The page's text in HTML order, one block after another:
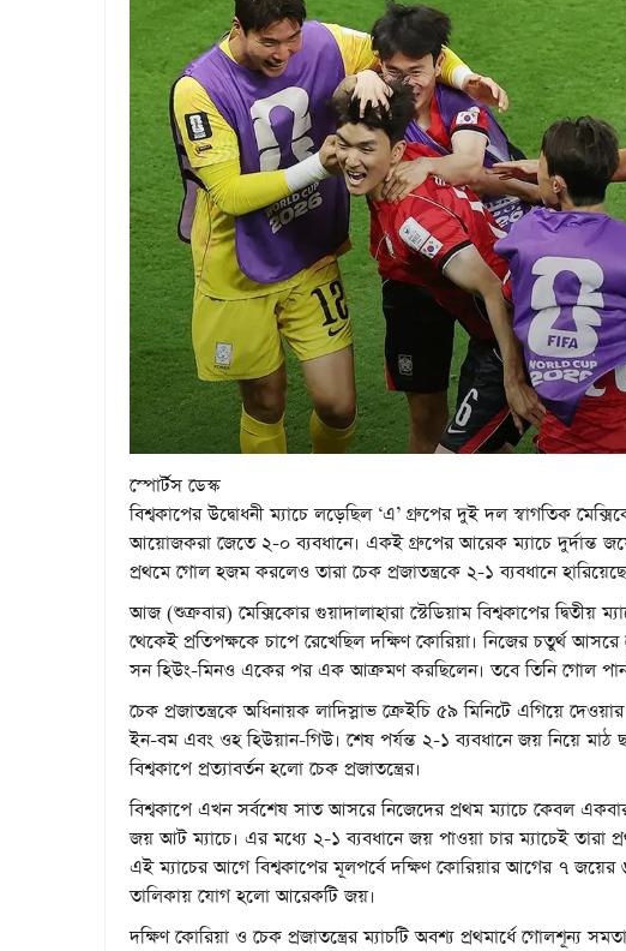
স্পোর্টস ডেস্ক
বিশ্বকাপের উদ্বোধনী ম্যাচে লড়েছিল ‘এ’ গ্রুপের দুই দল স্বাগতিক
আয়োজকরা জেতে ২-০ ব্যবধানে। একই গ্রুপের আরেক ম্যাচে দুর্দান্ত
প্রথমে গোল হজম করলেও তারা চেক প্রজাতন্ত্রকে ২-১ ব্যবধানে
আজ (শুক্রবার) মেক্সিকোর গুয়াদালাহারা স্টেডিয়াম বিশ্বকাপের দ্বিতীয়
থেকেই প্রতিপক্ষকে চাপে রেখেছিল দক্ষিণ কোরিয়া। নিজের চতুর্থ
সন হিউং-মিনও একের পর এক আক্রমণ করছিলেন। তবে তিনি গোল
চেক প্রজাতন্ত্রকে অধিনায়ক লাদিস্লাভ ক্রেইচি ৫৯ মিনিটে এগিয়ে
ইন-বম এবং ওহ হিউয়ান-গিউ। শেষ পর্যন্ত ২-১ ব্যবধানে জয় নিয়ে মাঠ
বিশ্বকাপে প্রত্যাবর্তন হলো চেক প্রজাতন্ত্রের।
বিশ্বকাপে এখন সর্বশেষ সাত আসরে নিজেদের প্রথম ম্যাচে কেবল
জয় আট ম্যাচে। এর মধ্যে ২-১ ব্যবধানে জয় পাওয়া চার ম্যাচেই তারা
এই ম্যাচের আগে বিশ্বকাপের মূলপর্বে দক্ষিণ কোরিয়ার আগের ৭
তালিকায় যোগ হলো আরেকটি জয়।
দক্ষিণ কোরিয়া ও চেক প্রজাতন্ত্রের ম্যাচটি অবশ্য প্রথমার্ধে গোলশূন্য